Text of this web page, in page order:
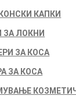
КАПКИ
ЗА ЛОКНИ
ЗА КОСА
ЗА КОСА